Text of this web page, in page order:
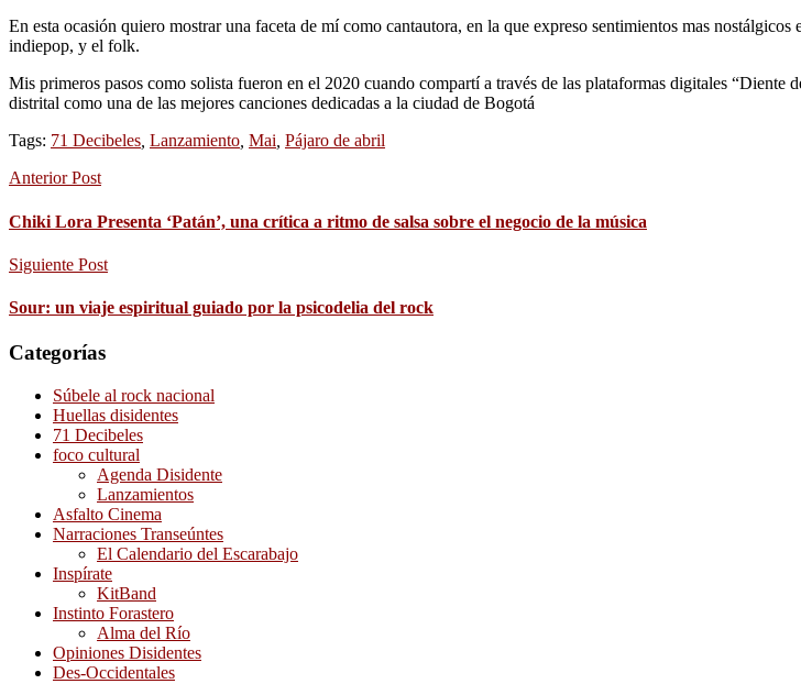
En esta ocasión quiero mostrar una faceta de mí como cantautora, en la que expreso sentimientos mas
indiepop, y el folk.
Mis primeros pasos como solista fueron en el 2020 cuando compartí a través de las plataformas digitales
distrital como una de las mejores canciones dedicadas a la ciudad de Bogotá
Tags: 71 Decibeles Lanzamiento Mai Pájaro de abril
Anterior Post
Chiki Lora Presenta ‘Patán’, una crítica a ritmo de salsa sobre el negocio de la música
Siguiente Post
Sour: un viaje espiritual guiado por la psicodelia del rock
Categorías
Súbele al rock nacional
Huellas disidentes
71 Decibeles
foco cultural
Agenda Disidente
Lanzamientos
Asfalto Cinema
Narraciones Transeúntes
El Calendario del Escarabajo
Inspírate
KitBand
Instinto Forastero
Alma del Río
Opiniones Disidentes
Des-Occidentales